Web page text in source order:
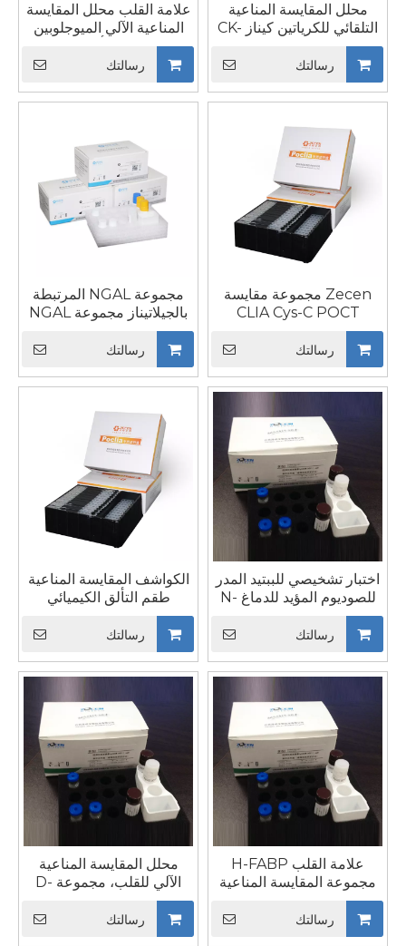
علامة القلب محلل المقايسة
المناعية الآلي الميوجلوبين
CLIA كاشف التشخيصرسالتك
محلل المقايسة المناعية
التلقائي للكرياتين كيناز CK-
MB في كاشف التشخيص
في المختبر
رسالتك
مجموعة NGAL المرتبطة
بالجيلاتيناز مجموعة NGAL
للكشف عن العدلات
مجموعة Lipocalin لكاشف
بالجيلاتيناز IVD
رسالتك
Zecen مجموعة مقايسة
CLIA Cys-C POCT
الكواشف المقايسة المناعية
عالية اللمعان الكيميائي
رسالتك
الكواشف المقايسة المناعية
طقم التألق الكيميائي
الكلى الكواشف IVD +
المعايرات + التحكم
رسالتك
اختبار تشخيصي للببتيد المدر
للصوديوم المؤيد للدماغ N-
المقايسة المناعية الآلي
رسالتك
محلل المقايسة المناعية
الآلي للقلب، مجموعة D-
Dimer التشخيصية السريرية
رسالتك
علامة القلب H-FABP
مجموعة المقايسة المناعية
الكيميائية نوع القلب كاشف
تشخيص البروتين المرتبط
بالأحماض الدهنية
رسالتك